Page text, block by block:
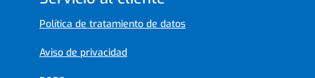
Política de tratamiento de datos
Aviso de privacidad